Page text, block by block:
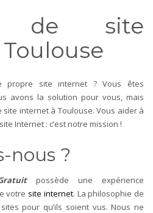
de site
propre site internet ? Vous êtes
avons la solution pour vous, mais
internet à Toulouse. Vous aider à
Internet : c’est notre mission !
nous ?
possède une expérience
votre site internet. La philosophie de
pour qu’ils soient vus. Nous ne